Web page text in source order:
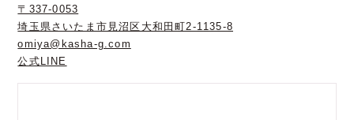
〒337-0053
埼玉県さいたま市見沼区大和田町2-1135-8
omiya@kasha-g.com
公式LINE